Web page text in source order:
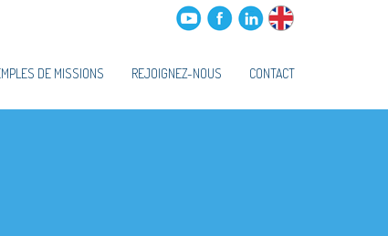
DE MISSIONS REJOIGNEZ-NOUS CONTACT